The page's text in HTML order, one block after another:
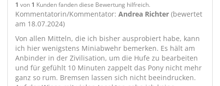
1 von 1 Kunden fanden diese Bewertung hilfreich.
Kommentatorin/Kommentator: Andrea Richter (bewertet
am 18.07.2024)
Von allen Mitteln, die ich bisher ausprobiert habe, kann
ich hier wenigstens Miniabwehr bemerken. Es hält am
Anbinder in der Zivilisation, um die Hufe zu bearbeiten
und für gefühlt 10 Minuten zappelt das Pony nicht mehr
ganz so rum. Bremsen lassen sich nicht beeindrucken.